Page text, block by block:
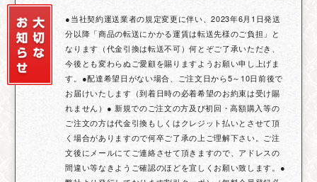
●当社契約運送業者の規定変更に伴い、2023年6月1日発送
分以降「商品の転送にかかる運賃は転送先様のご負担」と
なります（代金引換は転送不可）何とぞご了承いただき、
今後とも変わらぬご愛顧を賜りますようお願い申し上げま
す。●配達希望日がない場合、ご注文日から5～10日前後で
お届けいたします（到着日時の必着希望のお約束は受け賜
れません）● 新規でのご注文の方及び初回・高額購入等の
ご注文の方は代金引換もしくはクレジット払いとさせて頂
く場合がありますので何卒ご了承の上ご理解下さい。ご注
文後にメールにてご連絡させて頂きますので、アドレスの
間違い等なきようご確認のほどを宜しくお願い致します。●